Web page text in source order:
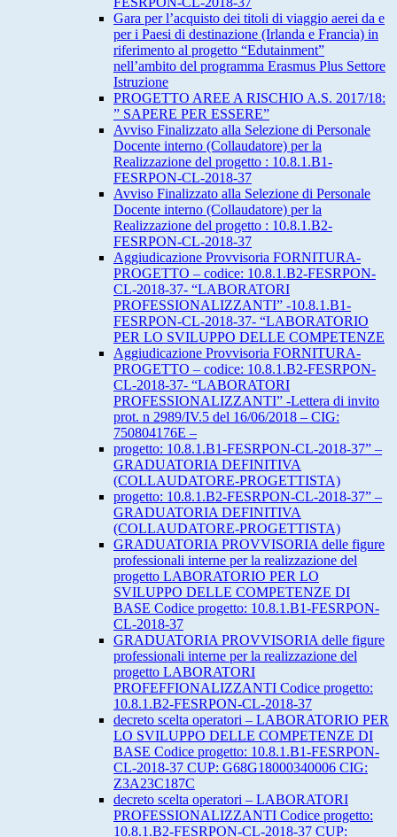
Gara per l’acquisto dei titoli di viaggio aerei da e
per i Paesi di destinazione (Irlanda e Francia) in
riferimento al progetto “Edutainment”
nell’ambito del programma Erasmus Plus Settore
Istruzione
PROGETTO AREE A RISCHIO A.S. 2017/18:
” SAPERE PER ESSERE”
Avviso Finalizzato alla Selezione di Personale
Docente interno (Collaudatore) per la
Realizzazione del progetto : 10.8.1.B1-
FESRPON-CL-2018-37
Avviso Finalizzato alla Selezione di Personale
Docente interno (Collaudatore) per la
Realizzazione del progetto : 10.8.1.B2-
FESRPON-CL-2018-37
Aggiudicazione Provvisoria FORNITURA-
PROGETTO – codice: 10.8.1.B2-FESRPON-
CL-2018-37- “LABORATORI
PROFESSIONALIZZANTI” -10.8.1.B1-
FESRPON-CL-2018-37- “LABORATORIO
PER LO SVILUPPO DELLE COMPETENZE
Aggiudicazione Provvisoria FORNITURA-
PROGETTO – codice: 10.8.1.B2-FESRPON-
CL-2018-37- “LABORATORI
PROFESSIONALIZZANTI” -Lettera di invito
prot. n 2989/IV.5 del 16/06/2018 – CIG:
750804176E –
progetto: 10.8.1.B1-FESRPON-CL-2018-37” –
GRADUATORIA DEFINITIVA
(COLLAUDATORE-PROGETTISTA)
progetto: 10.8.1.B2-FESRPON-CL-2018-37” –
GRADUATORIA DEFINITIVA
(COLLAUDATORE-PROGETTISTA)
GRADUATORIA PROVVISORIA delle figure
professionali interne per la realizzazione del
progetto LABORATORIO PER LO
SVILUPPO DELLE COMPETENZE DI
BASE Codice progetto: 10.8.1.B1-FESRPON-
CL-2018-37
GRADUATORIA PROVVISORIA delle figure
professionali interne per la realizzazione del
progetto LABORATORI
PROFEFFIONALIZZANTI Codice progetto:
10.8.1.B2-FESRPON-CL-2018-37
decreto scelta operatori – LABORATORIO PER
LO SVILUPPO DELLE COMPETENZE DI
BASE Codice progetto: 10.8.1.B1-FESRPON-
CL-2018-37 CUP: G68G18000340006 CIG:
Z3A23C187C
decreto scelta operatori – LABORATORI
PROFESSIONALIZZANTI Codice progetto:
10.8.1.B2-FESRPON-CL-2018-37 CUP: